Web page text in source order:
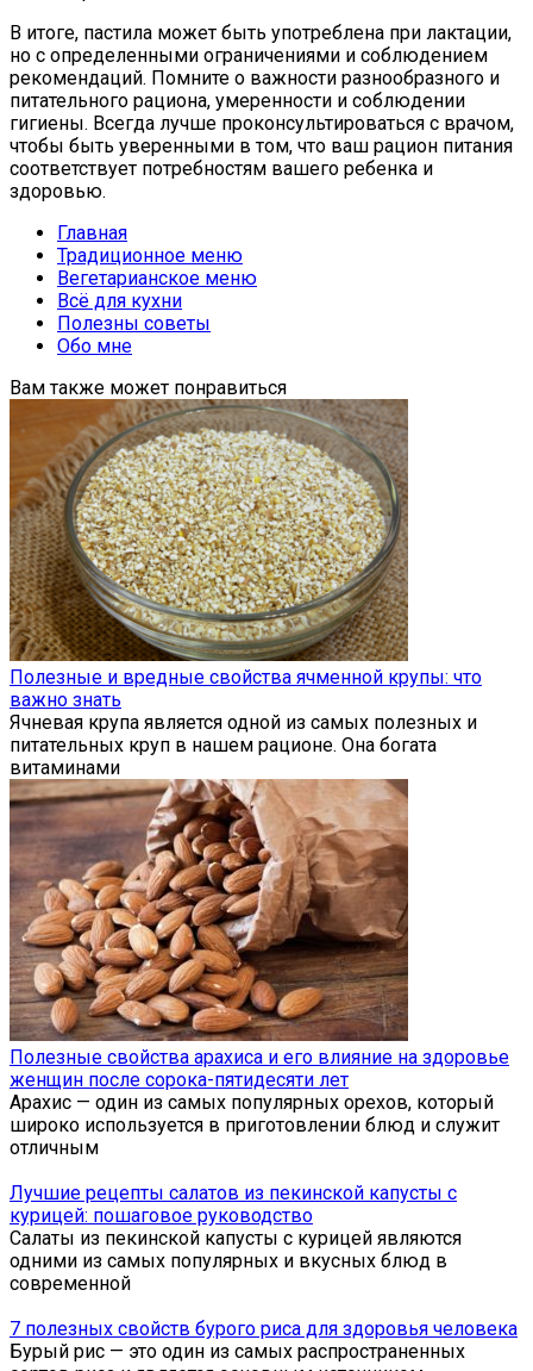
В итоге, пастила может быть употреблена при лактации,
но с определенными ограничениями и соблюдением
рекомендаций. Помните о важности разнообразного и
питательного рациона, умеренности и соблюдении
гигиены. Всегда лучше проконсультироваться с врачом,
чтобы быть уверенными в том, что ваш рацион питания
соответствует потребностям вашего ребенка и
здоровью.
Главная
Традиционное меню
Вегетарианское меню
Всё для кухни
Полезны советы
Обо мне
Вам также может понравиться
Полезные и вредные свойства ячменной крупы: что
важно знать
Ячневая крупа является одной из самых полезных и
питательных круп в нашем рационе. Она богата
витаминами
Полезные свойства арахиса и его влияние на здоровье
женщин после сорока-пятидесяти лет
Арахис — один из самых популярных орехов, который
широко используется в приготовлении блюд и служит
отличным
Лучшие рецепты салатов из пекинской капусты с
курицей: пошаговое руководство
Салаты из пекинской капусты с курицей являются
одними из самых популярных и вкусных блюд в
современной
7 полезных свойств бурого риса для здоровья человека
Бурый рис — это один из самых распространенных